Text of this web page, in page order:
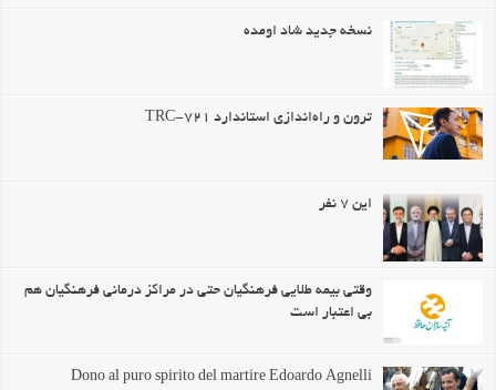
نسخه جدید شاد اومده
ترون و راه‌اندازی استاندارد TRC-721
این ۷ نفر
وقتی بيمه طلايي فرهنگيان حتي در مراکز درماني فرهنگيان هم
بي اعتبار است
Dono al puro spirito del martire Edoardo Agnelli